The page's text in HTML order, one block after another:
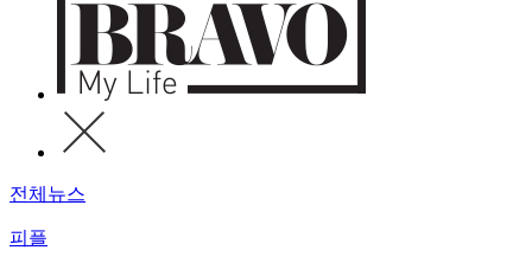
전체뉴스
피플